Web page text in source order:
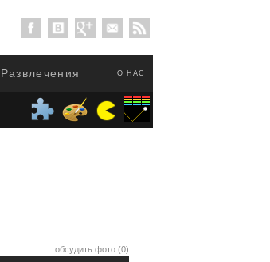
О НАС
Развлечения
обсудить фото (0)